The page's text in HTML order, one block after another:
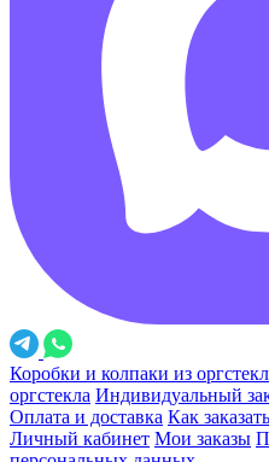
Коробки и колпаки из
оргстекла Индивидуальный
Оплата и доставка Как заказать
Личный кабинет Мои заказы